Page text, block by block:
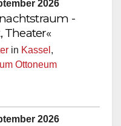
2026
-
Theater«
in Kassel,
Ottoneum
2026